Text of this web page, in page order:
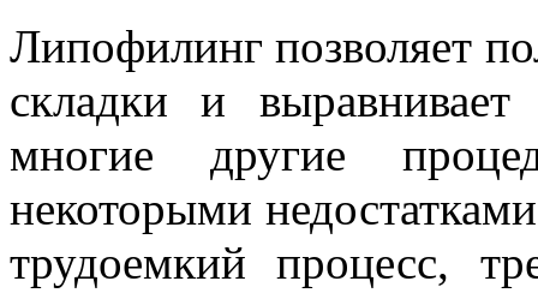
Липофилинг позволяет
складки и
многие другие
некоторыми
трудоемкий процесс,